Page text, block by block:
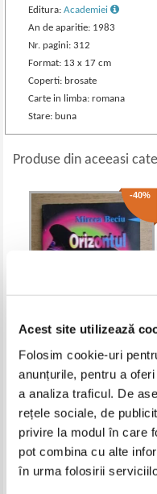
Acest site utilizează
Folosim cookie-uri
anunțurile, pentru a
a analiza traficul. De
rețele sociale, de
privire la modul în care
pot combina cu alte
în urma folosirii
Editura:Academiei
An de aparitie: 1983
Nr. pagini: 312
Format: 13 x 17 cm
Coperti: brosate
Carte in limba: romana
Stare: buna
Produse din aceeasi
-40%
Mircea Beciu - Orizontul straniu
al gaurilor negre
Pret: 11,00Lei 6,60 Lei
Adaugă în coș
-30%